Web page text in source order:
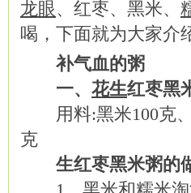
龙眼、红枣、黑米、
喝，下面就为大家介
补气血的粥
一、 花生红枣黑
用料:黑米100克、
克
生红枣黑米粥的